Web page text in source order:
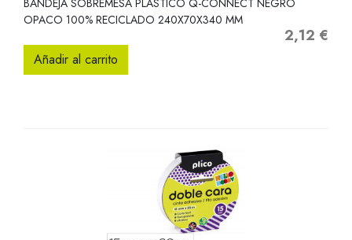
BANDEJA SOBREMESA PLASTICO Q-CONNECT NEGRO
OPACO 100% RECICLADO 240X70X340 MM
Precio
2,12 €
Añadir al carrito